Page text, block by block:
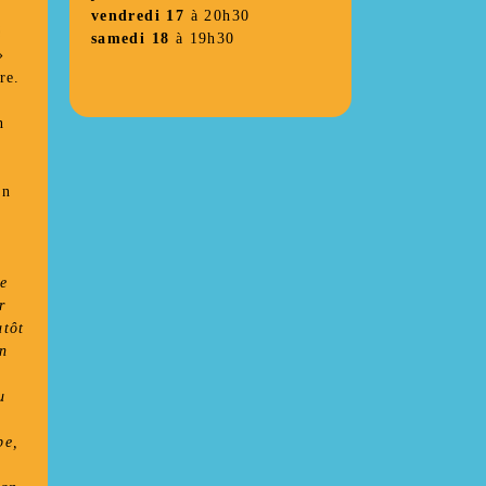
vendredi 17 à 20h30
samedi 18 à 19h30